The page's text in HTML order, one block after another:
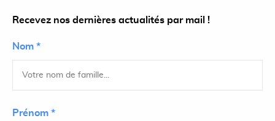
Recevez nos dernières actualités par mail !
Nom *
Prénom *